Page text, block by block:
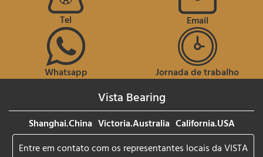
Tel Email
Whatsapp Jornada de trabalho
Vista Bearing
Shanghai.China Victoria.Australia California.USA
Entre em contato com os representantes locais da VISTA